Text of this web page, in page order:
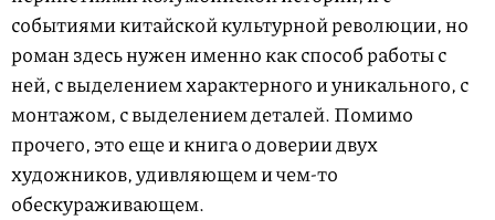
событиями китайской культурной революции, но
роман здесь нужен именно как способ работы с
ней, с выделением характерного и уникального, с
монтажом, с выделением деталей. Помимо
прочего, это еще и книга о доверии двух
художников, удивляющем и чем-то
обескураживающем.